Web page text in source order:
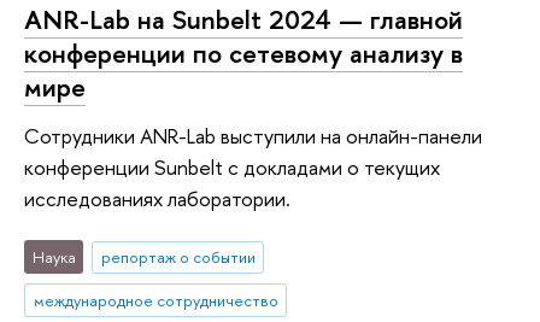
ANR-Lab на Sunbelt 2024 — главной
конференции по сетевому анализу в
мире
Сотрудники ANR-Lab выступили на онлайн-панели
конференции Sunbelt с докладами о текущих
исследованиях лаборатории.
Наука
репортаж о событии
международное сотрудничество